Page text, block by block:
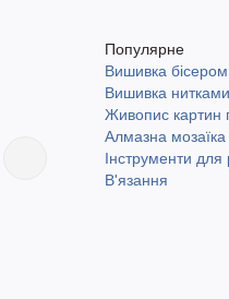
Популярне
Вишивка бісером
Вишивка нитками
Живопис картин
Алмазна мозаїка
Інструменти для
В'язання